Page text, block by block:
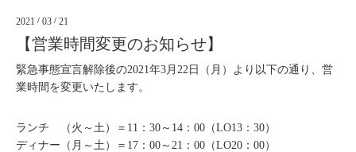
2021 / 03 / 21
【営業時間変更のお知らせ】
緊急事態宣言解除後の2021年3月22日（月）より以下の通り、営
業時間を変更いたします。
ランチ （火～土）＝11：30～14：00（LO13：30）
ディナー（月～土）＝17：00～21：00（LO20：00）